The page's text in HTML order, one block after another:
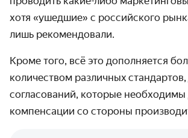
хотя «ушедшие» с российского
лишь рекомендовали.
Кроме того, всё это дополняется
количеством различных стандартов,
согласований, которые необходимы
компенсации со стороны